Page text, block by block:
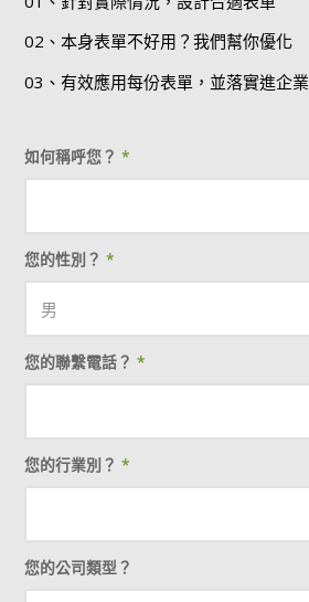
02、本身表單不好用？我們幫你優化
03、有效應用每份表單，並落實進企業
如何稱呼您？*
您的性別？*
您的聯繫電話？*
您的行業別？*
您的公司類型？